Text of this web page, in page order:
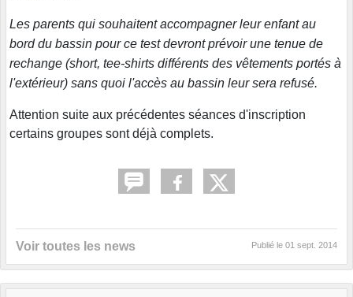
Les parents qui souhaitent accompagner leur enfant au
bord du bassin pour ce test devront prévoir une tenue de
rechange (short, tee-shirts différents des vêtements portés à
l'extérieur) sans quoi l'accès au bassin leur sera refusé.
Attention suite aux précédentes séances d'inscription
certains groupes sont déjà complets.
Voir toutes les news Publié le 01 sept. 2014